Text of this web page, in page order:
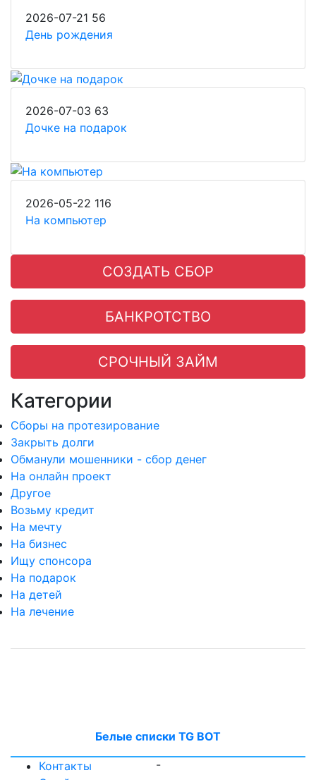
2026-07-21 56
День рождения
2026-07-03 63
Дочке на подарок
2026-05-22 116
На компьютер
СОЗДАТЬ СБОР
БАНКРОТСТВО
СРОЧНЫЙ ЗАЙМ
Категории
Сборы на протезирование
Закрыть долги
Обманули мошенники - сбор денег
На онлайн проект
Другое
Возьму кредит
На мечту
На бизнес
Ищу спонсора
На подарок
На детей
На лечение
Белые списки TG BOT
-
Контакты